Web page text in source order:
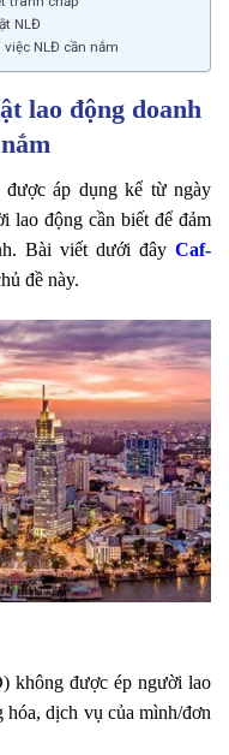
NLĐ
NLĐ cần nắm
lao động doanh
áp dụng kể từ ngày
lao động cần biết để đảm
Bài viết dưới đây Caf-
đề này.
không được ép người lao
dịch vụ của mình/đơn